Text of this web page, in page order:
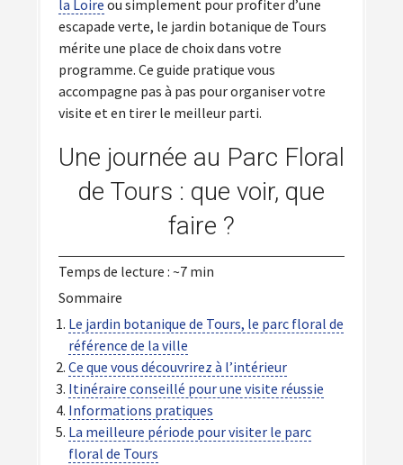
la Loire ou simplement pour profiter d’une
escapade verte, le jardin botanique de Tours
mérite une place de choix dans votre
programme. Ce guide pratique vous
accompagne pas à pas pour organiser votre
visite et en tirer le meilleur parti.
Une journée au Parc Floral
de Tours : que voir, que
faire ?
Temps de lecture : ~7 min
Sommaire
Le jardin botanique de Tours, le parc floral de
référence de la ville
Ce que vous découvrirez à l’intérieur
Itinéraire conseillé pour une visite réussie
Informations pratiques
La meilleure période pour visiter le parc
floral de Tours